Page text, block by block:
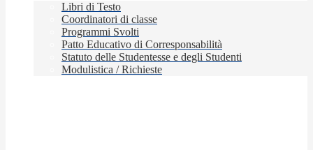
Libri di Testo
Coordinatori di classe
Programmi Svolti
Patto Educativo di Corresponsabilità
Statuto delle Studentesse e degli Studenti
Modulistica / Richieste